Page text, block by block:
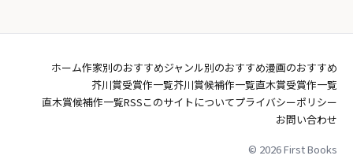
ホーム作家別のおすすめジャンル別のおすすめ漫画のおすすめ
芥川賞受賞作一覧芥川賞候補作一覧直木賞受賞作一覧
直木賞候補作一覧RSSこのサイトについてプライバシーポリシー
お問い合わせ
© 2026 First Books